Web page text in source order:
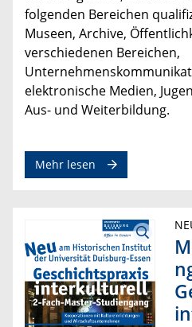
folgenden Bereichen
Museen, Archive,
verschiedenen Bereichen,
elektronische Medien,
Aus- und Weiterbildung.
Mehr lesen zum Thema